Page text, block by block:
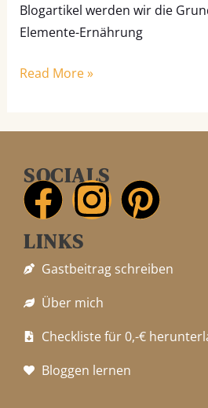
Blogartikel werden wir die
Elemente-Ernährung
Read More »
SOCIALS
F
a
c
e
b
I
n
s
t
a
P
i
t
LINKS
Gastbeitrag schreiben
Über mich
Checkliste für 0,-€
Bloggen lernen